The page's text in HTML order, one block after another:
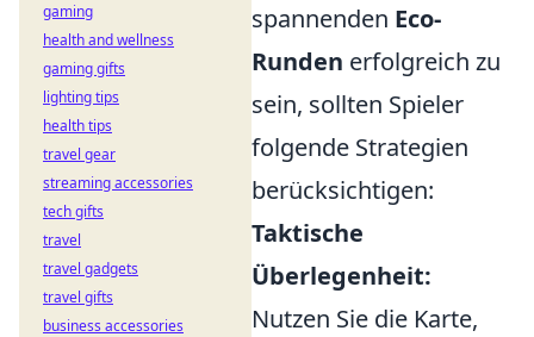
spannenden Eco-
Runden erfolgreich zu
sein, sollten Spieler
folgende Strategien
berücksichtigen:
Taktische
Überlegenheit:
Nutzen Sie die Karte,
gaming
health and wellness
gaming gifts
lighting tips
health tips
travel gear
streaming accessories
tech gifts
travel
travel gadgets
travel gifts
business accessories